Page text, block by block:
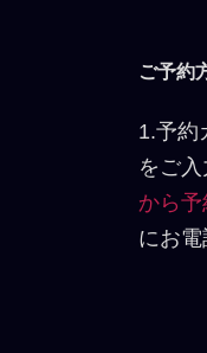
ご予約
1.予約
をご
から予
にお電